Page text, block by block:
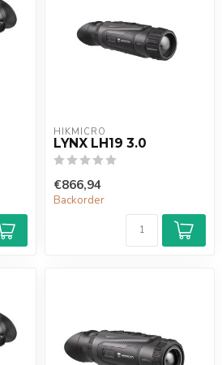
HIKMICRO
LYNX LH19 3.0
€866,94
Backorder